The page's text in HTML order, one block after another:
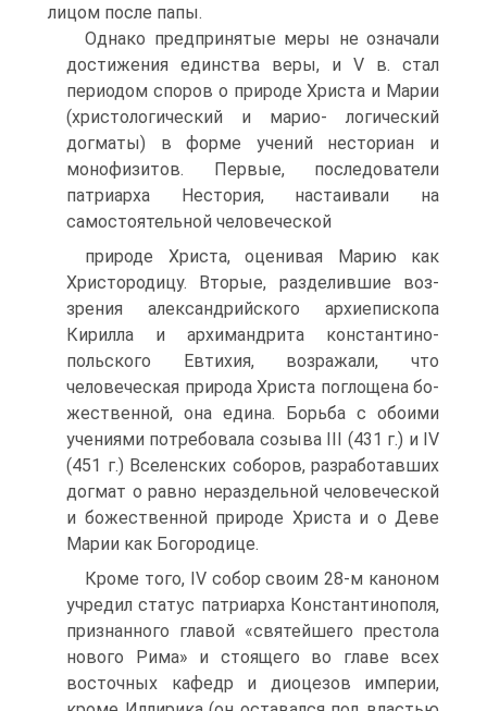
лицом после папы.
Однако предпринятые меры не означали
достижения единства веры, и V в. стал
периодом споров о природе Христа и Марии
(христологический и марио- логический
догматы) в форме учений несториан и
монофизитов. Первые, по­следователи
патриарха Нестория, настаивали на
самостоятельной человеческой
природе Христа, оценивая Марию как
Христородицу. Вторые, разделившие воз­
зрения александрийского архиепископа
Кирилла и архимандрита константино­
польского Евтихия, возражали, что
человеческая природа Христа поглощена бо­
жественной, она едина. Борьба с обоими
учениями потребовала созыва III (431 г.) и IV
(451 г.) Вселенских соборов, разработавших
догмат о равно нераздельной человеческой
и божественной природе Христа и о Деве
Марии как Богородице.
Кроме того, IV собор своим 28-м каноном
учредил статус патриарха Констан­тинополя,
признанного главой «святейшего престола
нового Рима» и стоящего во главе всех
восточных кафедр и диоцезов империи,